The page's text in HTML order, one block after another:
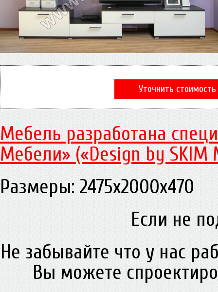
Уточнить стоимость
Мебель разработана
Мебели» («Design by SKIM
Размеры: 2475х2000х470
Если не
Не забывайте что у нас
Вы можете